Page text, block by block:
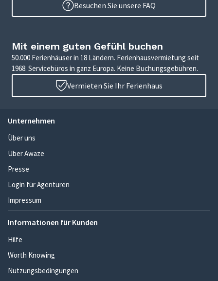
Besuchen Sie unsere FAQ
Mit einem guten Gefühl buchen
50.000 Ferienhäuser in 18 Ländern. Ferienhausvermietung seit
1968. Servicebüros in ganz Europa. Keine Buchungsgebühren.
Vermieten Sie Ihr Ferienhaus
Unternehmen
Über uns
Über Awaze
Presse
Login für Agenturen
Impressum
Informationen für Kunden
Hilfe
Worth Knowing
Nutzungsbedingungen